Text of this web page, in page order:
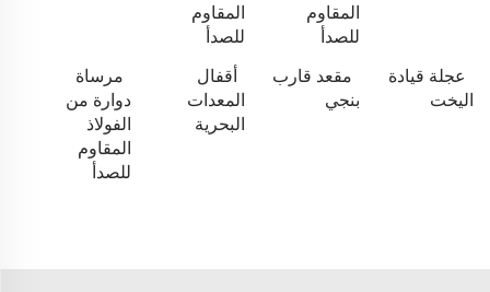
المقاوم
للصدأ
المقاوم
للصدأ
عجلة قيادة
اليخت
مقعد قارب
بنجي
أقفال
المعدات
البحرية
مرساة
دوارة من
الفولاذ
المقاوم
للصدأ